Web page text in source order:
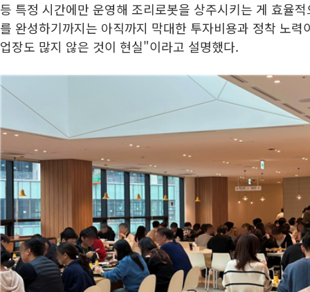
등 특정 시간에만 운영해 조리로봇을 상주시키는 게 효율
를 완성하기까지는 아직까지 막대한 투자비용과 정착 노
업장도 많지 않은 것이 현실"이라고 설명했다.